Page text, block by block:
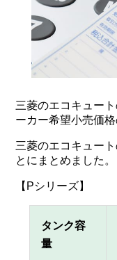
三菱のエコキュー
ーカー希望小売価格
三菱のエコキュー
とにまとめました。
【Pシリーズ】
タンク容
量